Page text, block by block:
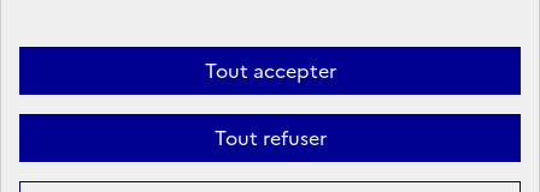
Tout accepter
Tout refuser
Mentions légales Accessibilité : partiellement conforme
Politique
d’utilisation des témoins de connexion (cookies)
Plan du site